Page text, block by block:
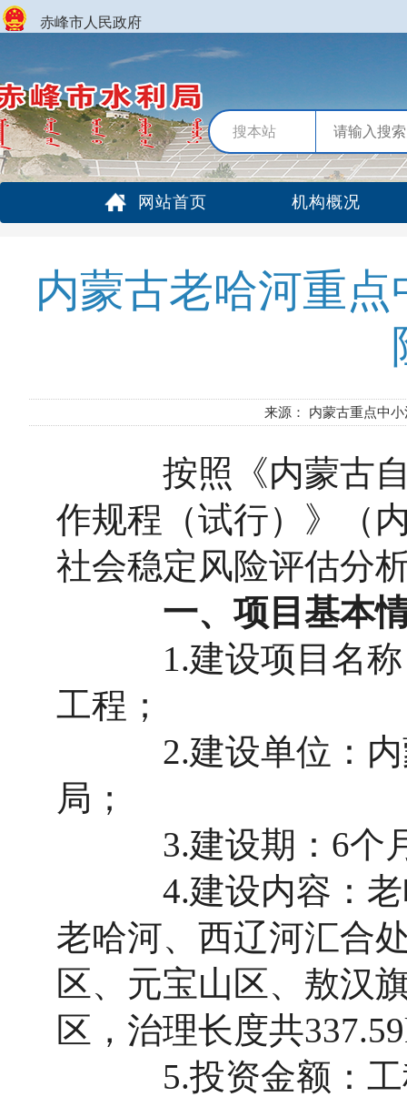
赤峰市人民政府
搜本站
网站首页 机构概况
内蒙古老哈河重
来源： 内蒙古重点中
按照《内蒙古自治
作规程（试行）》（
社会稳定风险评估分
一、项目基本
1.建设项目名称：
工程；
2.建设单位：内蒙
局；
3.建设期：6个月
4.建设内容：老哈
老哈河、西辽河汇合
区、元宝山区、敖汉
区，治理长度共
5.投资金额：工程